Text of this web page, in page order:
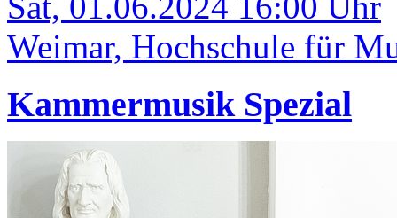
Weimar, Hochschule für
Kammermusik Spezial